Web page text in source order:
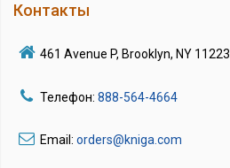
Контакты
461 Avenue P, Brooklyn, NY 11223
Телефон: 888-564-4664
Email: orders@kniga.com